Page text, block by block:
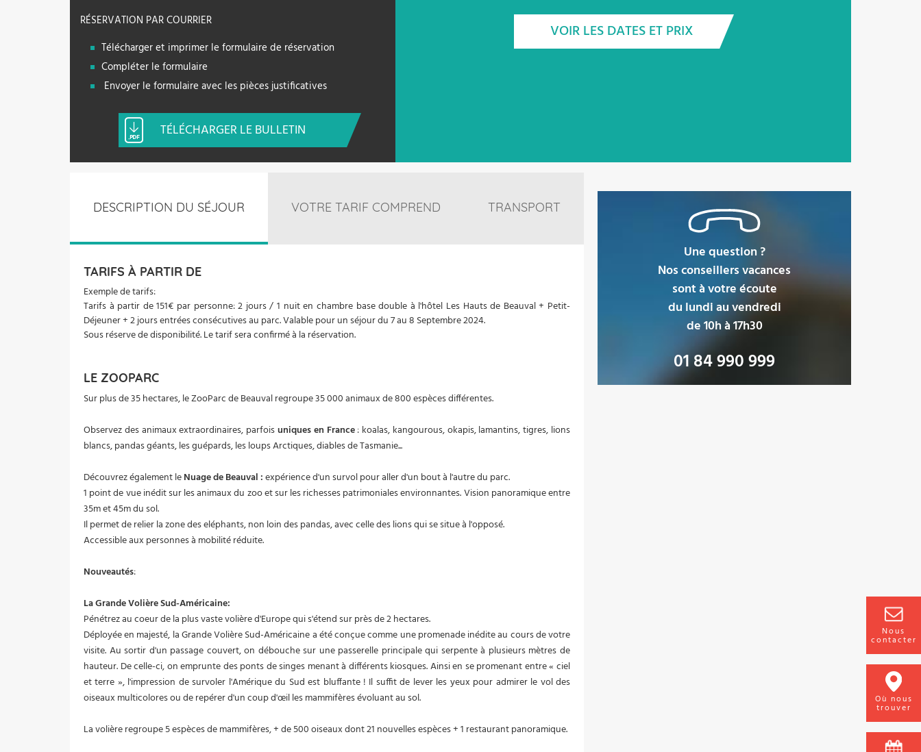
RÉSERVATION PAR COURRIER
Télécharger et imprimer le formulaire de réservation
Compléter le formulaire
Envoyer le formulaire avec les pièces justificatives
TÉLÉCHARGER LE BULLETIN
VOIR LES DATES ET PRIX
DESCRIPTION DU SÉJOUR VOTRE TARIF COMPREND TRANSPORT
TARIFS À PARTIR DE
Exemple de tarifs:
Tarifs à partir de 151€ par personne: 2 jours / 1 nuit en chambre base double à l'hôtel Les Hauts de Beauval + Petit-
Déjeuner + 2 jours entrées consécutives au parc. Valable pour un séjour du 7 au 8 Septembre 2024.
Sous réserve de disponibilité. Le tarif sera confirmé à la réservation.
LE ZOOPARC
Sur plus de 35 hectares, le ZooParc de Beauval regroupe 35 000 animaux de 800 espèces différentes.
Observez des animaux extraordinaires, parfoisuniques en France: koalas, kangourous, okapis, lamantins, tigres, lions
blancs, pandas géants, les guépards, les loups Arctiques, diables de Tasmanie...
Découvrez également leNuage de Beauval :expérience d'un survol pour aller d'un bout à l'autre du parc.
1 point de vue inédit sur les animaux du zoo et sur les richesses patrimoniales environnantes. Vision panoramique entre
35m et 45m du sol.
Il permet de relier la zone des eléphants, non loin des pandas, avec celle des lions qui se situe à l'opposé.
Accessible aux personnes à mobilité réduite.
Nouveautés:
La Grande Volière Sud-Américaine:
Pénétrez au coeur de la plus vaste volière d'Europe qui s'étend sur près de 2 hectares.
Déployée en majesté, la Grande Volière Sud-Américaine a été conçue comme une promenade inédite au cours de votre
visite. Au sortir d'un passage couvert, on débouche sur une passerelle principale qui serpente à plusieurs mètres de
hauteur. De celle-ci, on emprunte des ponts de singes menant à différents kiosques. Ainsi en se promenant entre « ciel
et terre », l'impression de survoler l'Amérique du Sud est bluffante ! Il suffit de lever les yeux pour admirer le vol des
oiseaux multicolores ou de repérer d'un coup d'œil les mammifères évoluant au sol.
La volière regroupe 5 espèces de mammifères, + de 500 oiseaux dont 21 nouvelles espèces + 1 restaurant panoramique.
Une question ?
Nos conseillers vacances
sont à votre écoute
du lundi au vendredi
de 10h à 17h30
01 84 990 999
Nous
contacter
Où nous
trouver